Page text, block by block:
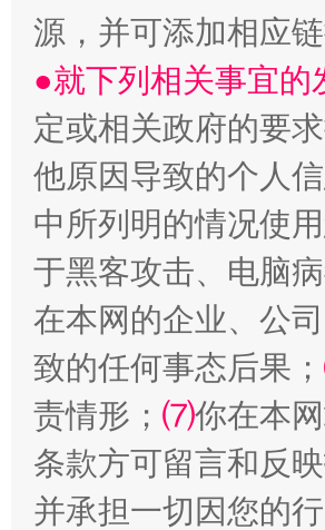
漫山遍野的桃花与雪山、麦地、白藏房
源，并可添加相应链
●就下列相关事宜
定或相关政府的要
他原因导致的个人信
中所列明的情况使
于黑客攻击、电脑
在本网的企业、公
致的任何事态后果；
责情形； ⑺你在本
条款方可留言和反
并承担一切因您的